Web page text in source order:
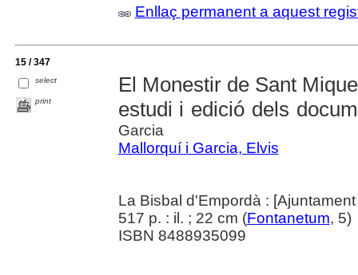
Enllaç permanent a aquest
15 / 347
select
print
El Monestir de Sant
estudi i edició dels
Garcia
Mallorquí i Garcia, Elvis
La Bisbal d'Empordà :
517 p. : il. ; 22 cm (Fontanetum, 5)
ISBN 8488935099